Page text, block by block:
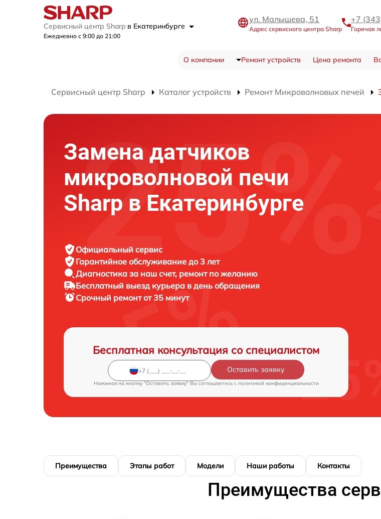
Сервисный центр Sharp в Екатеринбурге
Ежедневно с 9:00 до 21:00
ул. Малышева, 51
Адрес сервисного центра Sharp
+7
Горячая
О компании Ремонт устройств Цена ремонта
Сервисный центр Sharp Каталог устройств Ремонт Микроволновых печей
Замена датчиков
микроволновой печи
Sharp в Екатеринбурге
Официальный сервис
Гарантийное обслуживание до 3 лет
Диагностика за наш счет, ремонт по желанию
Бесплатный выезд курьера в день обращения
Срочный ремонтот 35 минут
Бесплатная консультация со специалистом
Оставить заявку
Нажимая на кнопку "Оставить заявку" Вы соглашаетесь c политикой конфиденциальности
Преимущества Этапы работ Модели Наши работы Контакты
Преимущества